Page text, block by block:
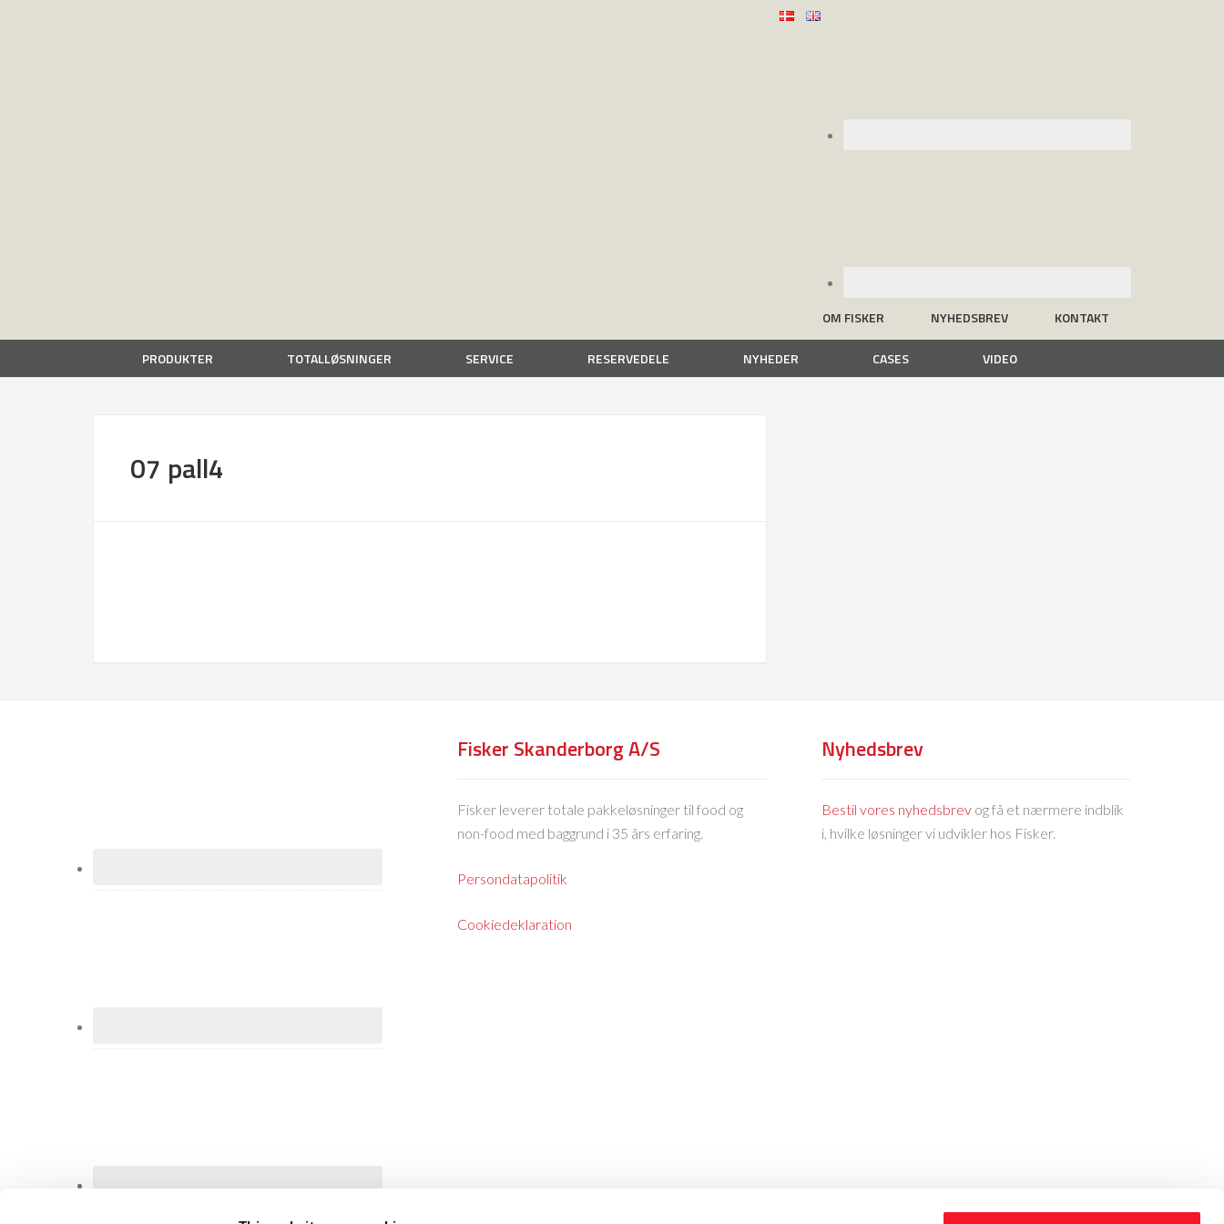
OM FISKER NYHEDSBREV KONTAKT
PRODUKTER TOTALLØSNINGER SERVICE RESERVEDELE NYHEDER CASES VIDEO
07 pall4
Fisker Skanderborg A/S
Fisker leverer totale pakkeløsninger til food og
non-food med baggrund i 35 års erfaring.
Persondatapolitik
Cookiedeklaration
Nyhedsbrev
Bestil vores nyhedsbrev og få et nærmere indblik
i, hvilke løsninger vi udvikler hos Fisker.